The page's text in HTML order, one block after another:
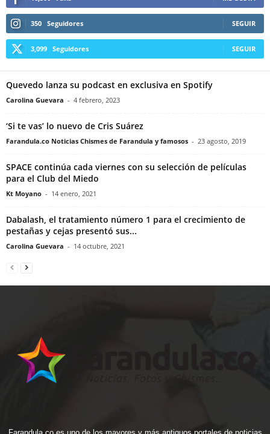
350 Seguidores SEGUIR
3,099 Seguidores SEGUIR
Quevedo lanza su podcast en exclusiva en Spotify
Carolina Guevara - 4 febrero, 2023
‘Si te vas’ lo nuevo de Cris Suárez
Farandula.co Noticias Chismes de Farandula y famosos - 23 agosto, 2019
SPACE continúa cada viernes con su selección de películas
para el Club del Miedo
Kt Moyano - 14 enero, 2021
Dabalash, el tratamiento número 1 para el crecimiento de
pestañas y cejas presentó sus...
Carolina Guevara - 14 octubre, 2021